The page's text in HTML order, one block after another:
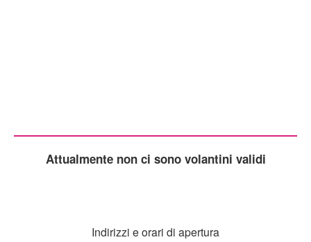
Attualmente non ci sono volantini validi
Indirizzi e orari di apertura